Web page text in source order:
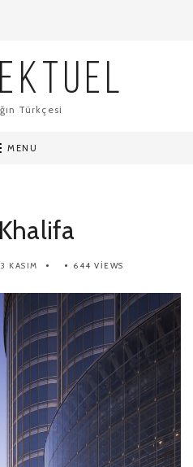
Türkçesi
MENU
KASIM 644 VIEWS